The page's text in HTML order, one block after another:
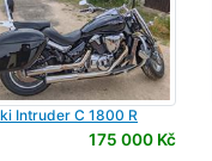
Intruder C 1800 R
175 000 Kč